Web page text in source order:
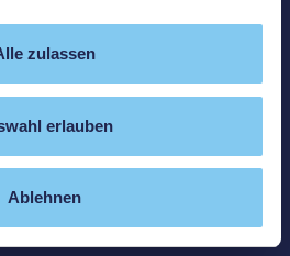
zulassen
erlauben
Ablehnen